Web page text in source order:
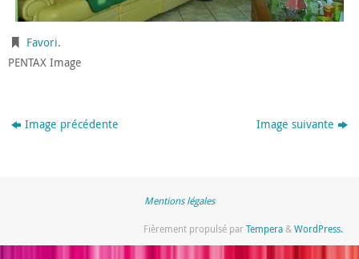
Favori.
PENTAX Image
Image précédente Image suivante
Mentions légales
Fièrement propulsé parTempera&WordPress.